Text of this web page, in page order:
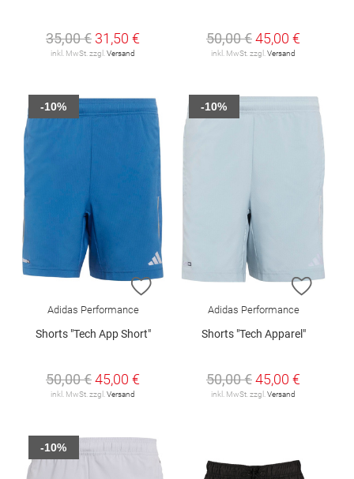
35,00 € 31,50 €
inkl. MwSt. zzgl. Versand
50,00 €45,00 €
inkl. MwSt. zzgl. Versand
ZUR WUNSCHLISTE HINZUFÜGEN
Adidas Performance
Shorts "Tech App Short"
50,00 €45,00 €
inkl. MwSt. zzgl.Versand
-10%
ZUR
Adidas Performance
Shorts "Tech Apparel"
50,00 €45,00 €
inkl. MwSt. zzgl.Versand
-10%
-10%